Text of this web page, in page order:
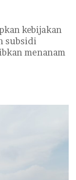
kebijakan
subsidi
menanam